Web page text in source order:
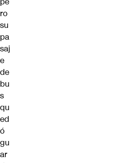
ro
su
pa
saj
e
de
bu
s
qu
ed
ó
gu
ar